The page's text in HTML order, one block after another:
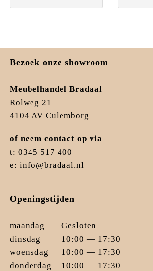
Bezoek onze showroom
Meubelhandel Bradaal
Rolweg 21
4104 AV Culemborg
of neem contact op via
t: 0345 517 400
e: info@bradaal.nl
Openingstijden
maandag
Gesloten
dinsdag
10:00 — 17:30
woensdag
10:00 — 17:30
donderdag
10:00 — 17:30